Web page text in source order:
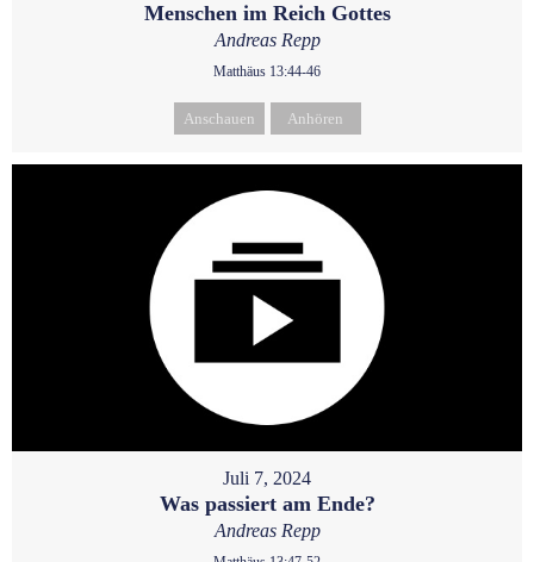
Menschen im Reich Gottes
Andreas Repp
Matthäus 13:44-46
Anschauen Anhören
Juli 7, 2024
Was passiert am Ende?
Andreas Repp